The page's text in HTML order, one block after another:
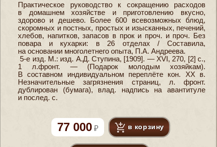
Практическое руководство к сокращению расходов
в домашнем хозяйстве и приготовлению вкусно,
здорово и дешево. Более 600 всевозможных блюд,
скоромных и постных, простых и изысканных, печений,
хлебов, напитков, запасов в прок и проч. и проч. Без
повара и кухарки: в 26 отделах / Составила,
на основании многолетнего опыта, П.А. Андреева.
5-е изд. М.: изд. А.Д. Ступина, [1909]. — XVI, 270, [2] с.,
1 л.фронт. — (Подарок молодым хозяйкам).
В составном индивидуальном переплёте кон. ХХ в.
Незначительные загрязнения страниц, л. фронт.
дублирован (бумага), влад. надпись на авантитуле
и послед. с.
77 000 в корзину